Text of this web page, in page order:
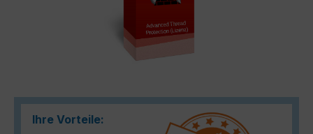
Ihre Vorteile: